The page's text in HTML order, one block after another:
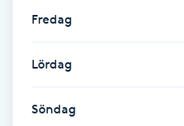
Friskvård
Friskvårdsmassage
Fredag
Lördag
Söndag